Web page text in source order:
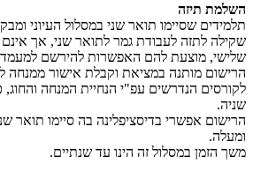
השלמת תיזה
תלמידים שסיימו תואר שני במסלול העיוני
שקילה לתזה לעבודת גמר לתואר שני, אך אינם
שלישי, מוצעת להם האפשרות להירשם למעמד
הרישום מותנה במציאת וקבלת אישור ממנחה
לקורסים הנדרשים עפ"י הנחיית המנחה
שניה.
ומעלה.
​משך הזמן במסלול זה הינו עד שנתיים.